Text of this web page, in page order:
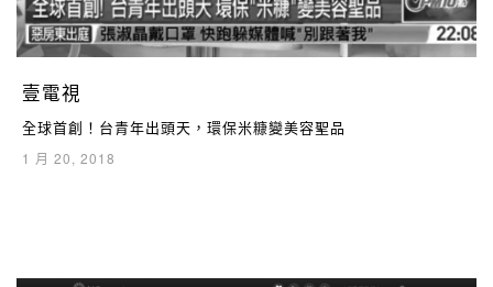
壹電視
全球首創！台青年出頭天，環保米糠變美容聖品
1 月 20, 2018